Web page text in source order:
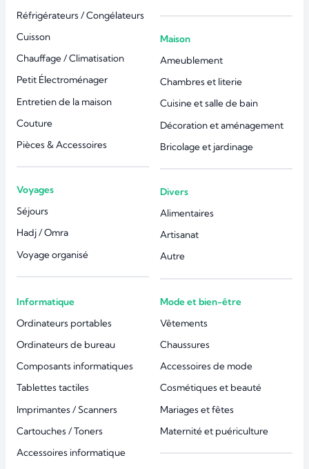
Réfrigérateurs / Congélateurs
Cuisson
Chauffage / Climatisation
Petit Électroménager
Entretien de la maison
Couture
Pièces & Accessoires
Voyages
Séjours
Hadj / Omra
Voyage organisé
Maison
Ameublement
Chambres et literie
Cuisine et salle de bain
Décoration et aménagement
Bricolage et jardinage
Divers
Alimentaires
Artisanat
Autre
Informatique
Ordinateurs portables
Ordinateurs de bureau
Composants informatiques
Tablettes tactiles
Imprimantes / Scanners
Cartouches / Toners
Accessoires informatique
Mode et bien-être
Vêtements
Chaussures
Accessoires de mode
Cosmétiques et beauté
Mariages et fêtes
Maternité et puériculture